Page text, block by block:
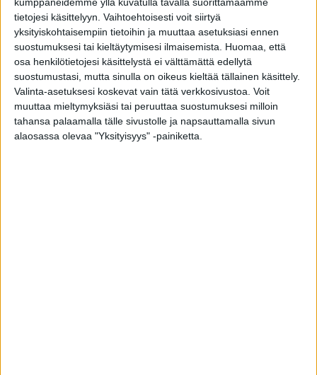
tietojesi käsittelyyn. Vaihtoehtoisesti voit siirtyä
yksityiskohtaisempiin tietoihin ja muuttaa asetuksiasi ennen
suostumuksesi tai kieltäytymisesi ilmaisemista.
Huomaa, että
osa henkilötietojesi käsittelystä ei välttämättä edellytä
suostumustasi, mutta sinulla on oikeus kieltää tällainen käsittely.
Valinta-asetuksesi koskevat vain tätä verkkosivustoa. Voit
muuttaa mieltymyksiäsi tai peruuttaa suostumuksesi milloin
tahansa palaamalla tälle sivustolle ja napsauttamalla sivun
alaosassa olevaa "Yksityisyys" -painiketta.
tapaamiseen oman perheensä kanssa ja viettämään
rentouttavaa viikonloppua.